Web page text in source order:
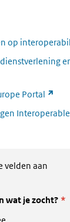
op
Portal (link
naar
velden aan
wat je zocht? *